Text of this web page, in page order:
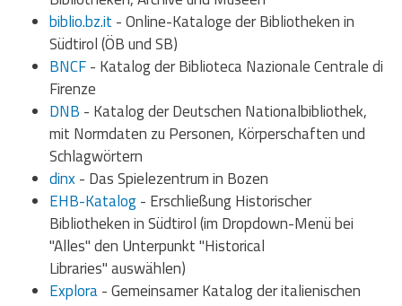
biblio.bz.it - Online-Kataloge der Bibliotheken in
Südtirol (ÖB und SB)
BNCF- Katalog der Biblioteca Nazionale Centrale di
Firenze
DNB - Katalog der Deutschen Nationalbibliothek,
mit Normdaten zu Personen, Körperschaften und
Schlagwörtern
dinx- Das Spielezentrum in Bozen
EHB-Katalog- Erschließung Historischer
Bibliotheken in Südtirol (im Dropdown-Menü bei
"Alles" den Unterpunkt "Historical
Libraries" auswählen)
Explora- Gemeinsamer Katalog der italienischen